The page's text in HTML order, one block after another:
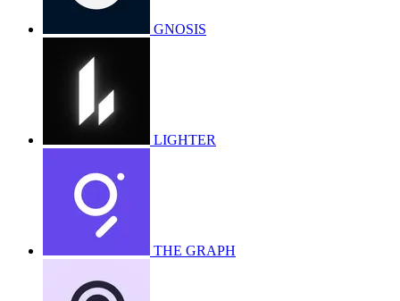
GNOSIS
LIGHTER
THE GRAPH